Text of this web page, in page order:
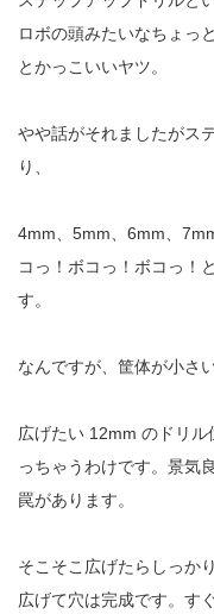
ロボの頭みたいなちょっ
とかっこいいヤツ。
やや話がそれましたがス
り、
4mm、5mm、6mm、
コっ！ボコっ！ボコっ！
す。
なんですが、筐体が小さ
広げたい 12mm のドリ
っちゃうわけです。景気
罠があります。
そこそこ広げたらしっか
広げて穴は完成です。す